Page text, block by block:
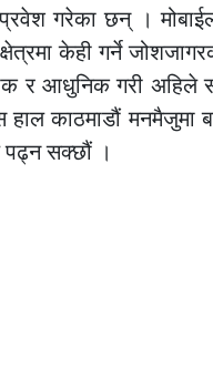
प्रवेश गरेका छन् ।
केही गर्ने
र आधुनिक गरी अहिले
हाल काठमाडौं
पढ्न सक्छौं ।